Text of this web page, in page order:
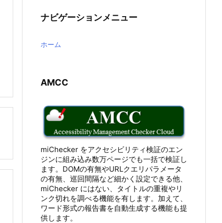
ナビゲーションメニュー
ホーム
AMCC
miChecker をアクセシビリティ検証のエン
ジンに組み込み数万ページでも一括で検証し
ます。DOMの有無やURLクエリパラメータ
の有無、巡回間隔など細かく設定できる他、
miChecker にはない、タイトルの重複やリ
ンク切れを調べる機能を有します。加えて、
ワード形式の報告書を自動生成する機能も提
供します。